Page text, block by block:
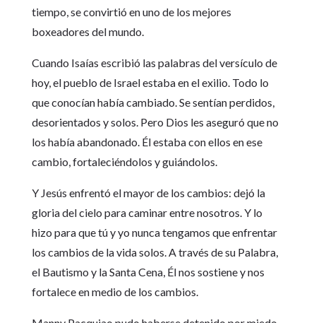
tiempo, se convirtió en uno de los mejores
boxeadores del mundo.
Cuando Isaías escribió las palabras del versículo de
hoy, el pueblo de Israel estaba en el exilio. Todo lo
que conocían había cambiado. Se sentían perdidos,
desorientados y solos. Pero Dios les aseguró que no
los había abandonado. Él estaba con ellos en ese
cambio, fortaleciéndolos y guiándolos.
Y Jesús enfrentó el mayor de los cambios: dejó la
gloria del cielo para caminar entre nosotros. Y lo
hizo para que tú y yo nunca tengamos que enfrentar
los cambios de la vida solos. A través de su Palabra,
el Bautismo y la Santa Cena, Él nos sostiene y nos
fortalece en medio de los cambios.